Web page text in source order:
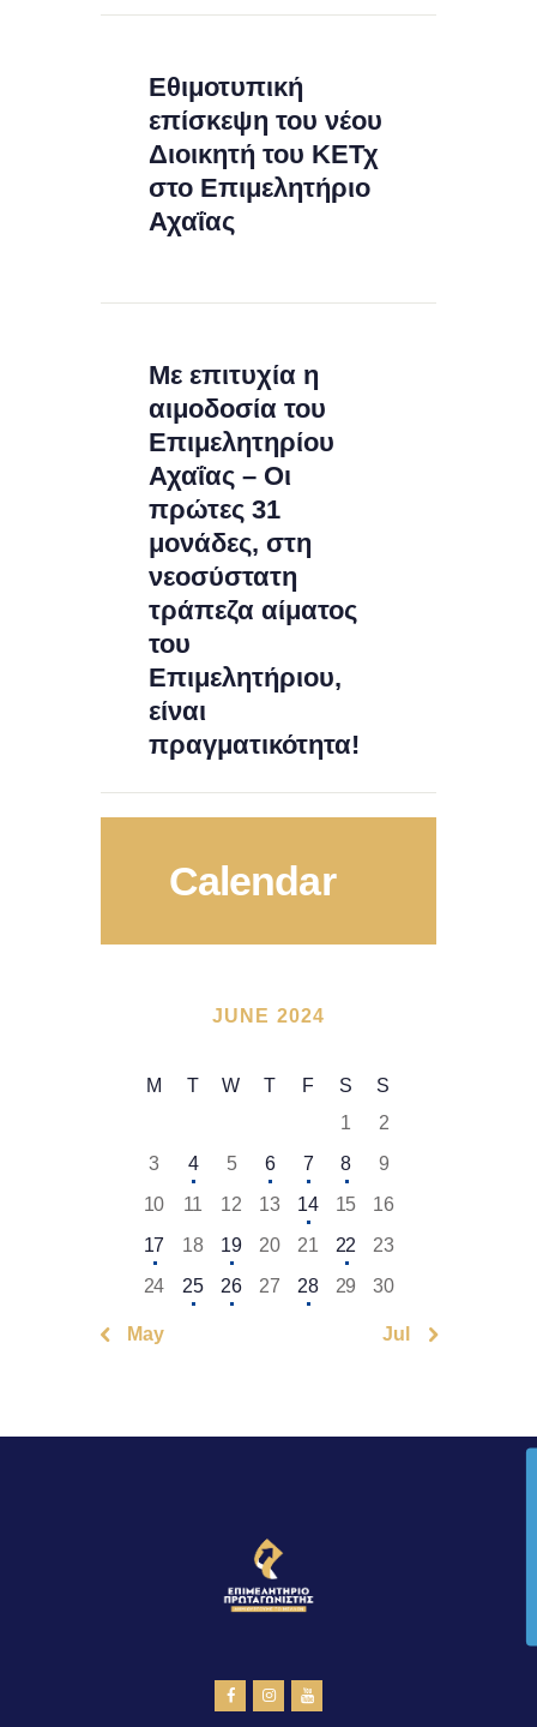
Εθιμοτυπική
επίσκεψη του νέου
Διοικητή του ΚΕΤχ
στο Επιμελητήριο
Αχαΐας
Με επιτυχία η
αιμοδοσία του
Επιμελητηρίου
Αχαΐας – Οι
πρώτες 31
μονάδες, στη
νεοσύστατη
τράπεζα αίματος
του
Επιμελητήριου,
είναι
πραγματικότητα!
Calendar
JUNE 2024
M T W T F S
S
1
2
3
4 5 6 7 8
9
10
11 12 13 14 15
16
17
18 19 20 21 22
23
24
25 26 27 28 29 30
« May Jul »